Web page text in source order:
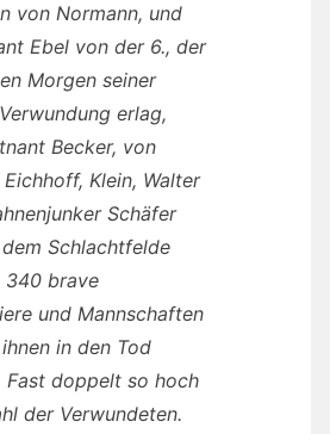
von Normann, und
Ebel von der 6., der
Morgen seiner
erlag,
Becker, von
Klein, Walter
Schäfer
Schlachtfelde
340 brave
und Mannschaften
in den Tod
Fast doppelt so hoch
der Verwundeten.